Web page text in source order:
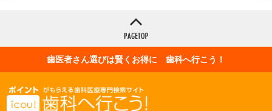
歯医者さん選びは賢くお得に 歯科へ行こう！